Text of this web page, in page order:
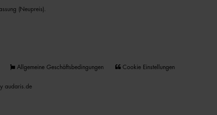
(Neupreis).
Allgemeine Geschäftsbedingungen Cookie Einstellungen
audaris.de